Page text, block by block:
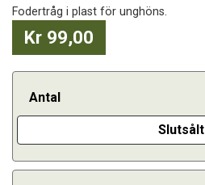
Fodertråg i plast för unghöns.
Kr 99,00
Antal
Slutsålt